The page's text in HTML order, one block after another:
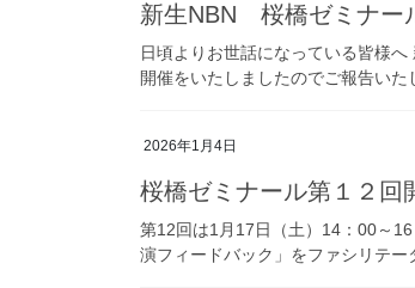
新生NBN 桜橋ゼミナ
日頃よりお世話になっている皆様
開催をいたしましたのでご報告い
2026年1月4日
桜橋ゼミナール第１２回
第12回は1月17日（土）14：00～
演フィードバック」をファシリテ